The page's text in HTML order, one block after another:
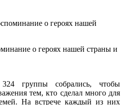
о героях нашей
группы собрались, чтобы
тем, кто сделал много для
На встрече каждый из них